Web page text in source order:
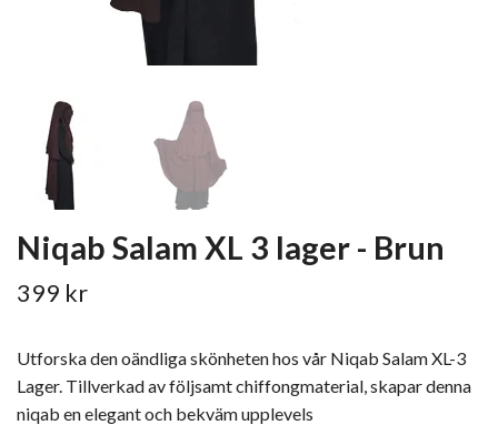
Niqab Salam XL 3 lager - Brun
399 kr
Utforska den oändliga skönheten hos vår Niqab Salam XL-3
Lager. Tillverkad av följsamt chiffongmaterial, skapar denna
niqab en elegant och bekväm upplevels